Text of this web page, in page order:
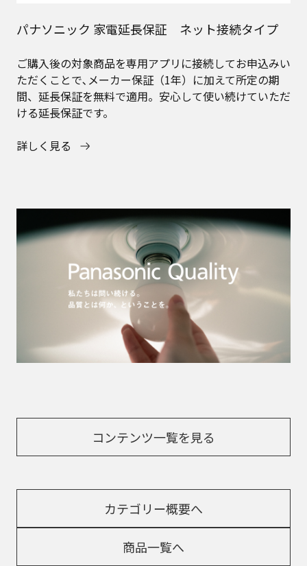
パナソニック 家電延長保証 ネット接続タイプ
ご購入後の対象商品を専用アプリに接続してお申込みい
ただくことで､メーカー保証（1年）に加えて所定の期
間、延長保証を無料で適用。安心して使い続けていただ
ける延長保証です。
詳しく見る
コンテンツ一覧を見る
カテゴリー概要へ
商品一覧へ